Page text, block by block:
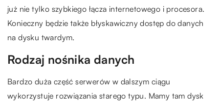
już nie tylko szybkiego łącza internetowego i procesora.
Konieczny będzie także błyskawiczny dostęp do danych
na dysku twardym.
Rodzaj nośnika danych
Bardzo duża część serwerów w dalszym ciągu
wykorzystuje rozwiązania starego typu. Mamy tam dysk